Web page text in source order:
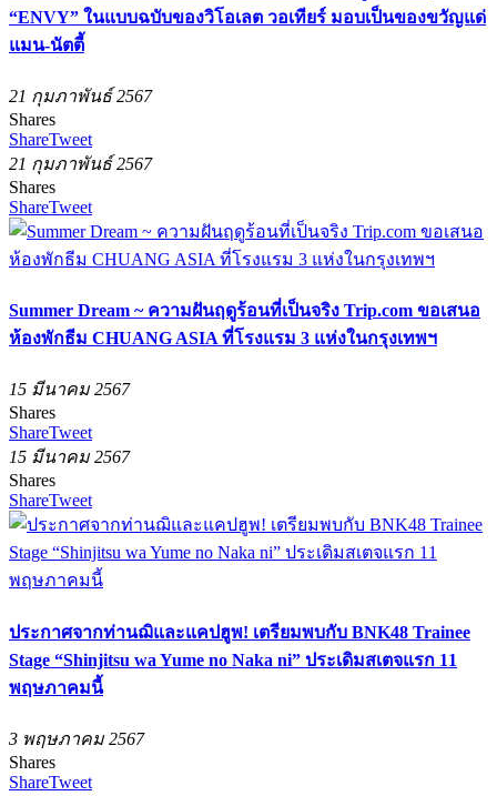
“ENVY” ในแบบฉบับของวิโอเลต วอเทียร์ มอบเป็นของขวัญแด่
แมน-นัตตี้
21 กุมภาพันธ์ 2567
Shares
ShareTweet
21 กุมภาพันธ์ 2567
Shares
ShareTweet
Summer Dream ~ ความฝันฤดูร้อนที่เป็นจริง Trip.com ขอเสนอ
ห้องพักธีม CHUANG ASIA ที่โรงแรม 3 แห่งในกรุงเทพฯ
15 มีนาคม 2567
Shares
ShareTweet
15 มีนาคม 2567
Shares
ShareTweet
ประกาศจากท่านฌิและแคปฮูพ! เตรียมพบกับ BNK48 Trainee
Stage “Shinjitsu wa Yume no Naka ni” ประเดิมสเตจแรก 11
พฤษภาคมนี้
3 พฤษภาคม 2567
Shares
ShareTweet